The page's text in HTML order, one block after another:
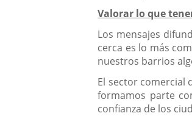
Valorar lo que
Los mensajes
cerca es lo más
nuestros barrios
El sector comercial
formamos parte
confianza de los